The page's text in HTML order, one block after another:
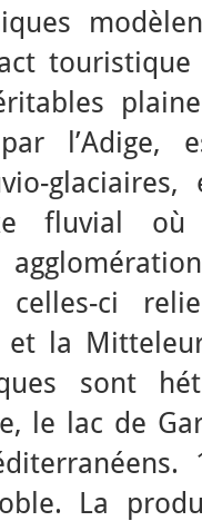
l’Adige,
fluvial où
celles-ci
et la
sont
le lac de
La